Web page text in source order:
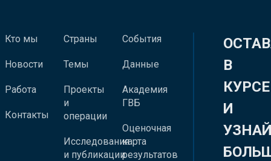
Кто мы
Новости
Работа
Контакты
Страны
Темы
Проекты
и
операции
Исследования
и публикации
События
Данные
Академия
ГВБ
Оценочная
карта
результатов
В
КУРСЕ
И